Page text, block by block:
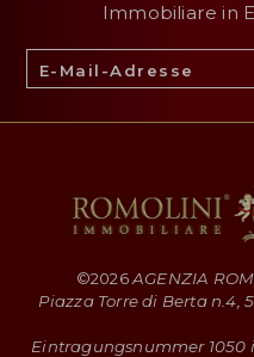
Immobiliare in
©2026AGENZIA
Piazza Torre di Berta n.4,
Eintragungsnummer 1050